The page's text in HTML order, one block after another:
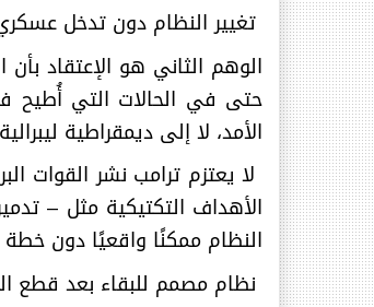
تغيير النظام دون تدخل
الوهم الثاني هو الإعتقاد
حتى في الحالات التي أُطيح
الأمد، لا إلى ديمقراطية
لا يعتزم ترامب نشر القوات
الأهداف التكتيكية مثل –
النظام ممكنًا واقعيًا دون
نظام مصمم للبقاء بعد قطع